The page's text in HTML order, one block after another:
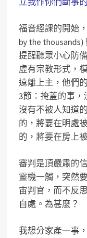
福音經課的開始
by the
提醒聽眾小心防
虛有宗教形式，
遠離上主，他們
3節：掩蓋的事，
沒有不被人知道
的，將要在明處
的，將要在房上
審判是頂嚴肅的
靈機一觸，突然
宙判官，而不反
自處。為甚麼？
我想分家產一事